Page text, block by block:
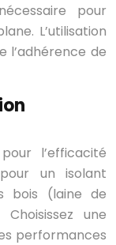
pour
L’utilisation
l’adhérence de
l’efficacité
un isolant
bois (laine de
une
performances